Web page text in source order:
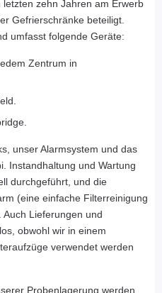
zehn Jahren am Erwerb
Gefrierschränke beteiligt.
umfasst folgende Geräte:
Zentrum in
unser Alarmsystem und das
Instandhaltung und Wartung
durchgeführt, und die
(eine einfache Filterreinigung
Lieferungen und
obwohl wir in einem
verwendet werden
Probenlagerung werden